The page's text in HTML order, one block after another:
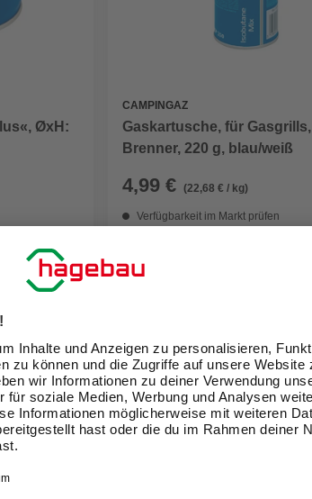
ØxH:
CAMPINGAZ
Gaskartusche, für Gasgrills,
Brenner, 220 g, blau/weiß
4,99 € (22,68 € / kg)
Verfügbarkeit im Markt prüfen
und voller